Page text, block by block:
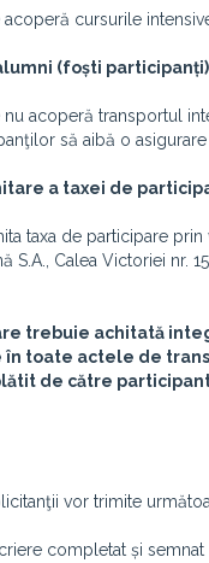
acoperă cursurile
(foști
acoperă transportul
să aibă o
a taxei de
taxa de participare
S.A., Calea Victoriei nr.
trebuie achitată
în toate actele de
de către
vor trimite
completat și semnat